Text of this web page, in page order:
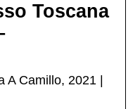
Toscana
Camillo, 2021 |